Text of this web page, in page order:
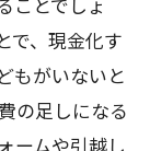
で、現金化す
もがいないと
の足しになる
ームや引越し